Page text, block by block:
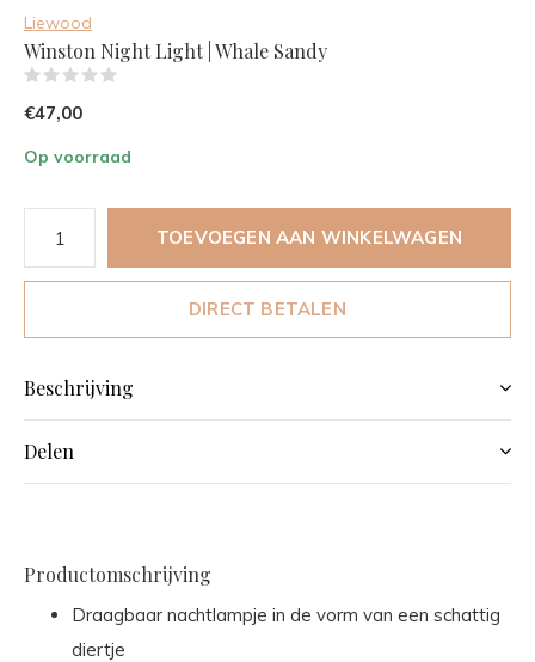
Liewood
Winston Night Light | Whale Sandy
€47,00
Op voorraad
TOEVOEGEN AAN WINKELWAGEN
DIRECT BETALEN
Beschrijving
Delen
Productomschrijving
Draagbaar nachtlampje in de vorm van een schattig
diertje